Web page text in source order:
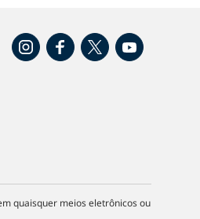
quaisquer meios eletrônicos ou